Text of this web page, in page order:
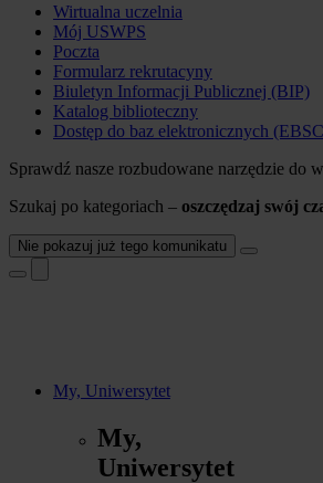
Wirtualna uczelnia
Mój USWPS
Poczta
Formularz rekrutacyny
Biuletyn Informacji Publicznej (BIP)
Katalog biblioteczny
Dostęp do baz elektronicznych
Sprawdź nasze rozbudowane narzędzie do
Szukaj po kategoriach – oszczędzaj swój
Nie pokazuj już tego komunikatu
My, Uniwersytet
My,
Uniwersytet